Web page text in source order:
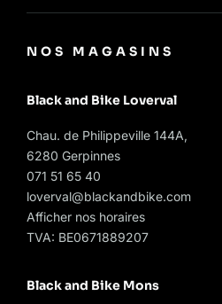
NOS MAGASINS
Black and Bike Loverval
Chau. de Philippeville 144A,
6280 Gerpinnes
071 51 65 40
loverval@blackandbike.com
Afficher nos horaires
TVA: BE0671889207
Black and Bike Mons